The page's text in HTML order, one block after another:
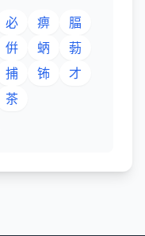
必 痹
腷
倂 蛃
葧
捕 钸
才
茶